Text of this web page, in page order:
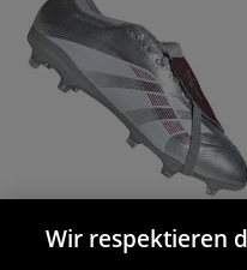
adidas x Bellingham Predator
Wir respektieren